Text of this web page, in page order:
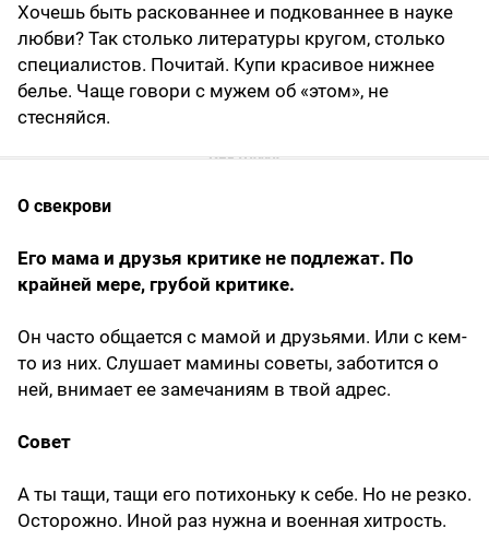
Хочешь быть раскованнее и подкованнее в науке
любви? Так столько литературы кругом, столько
специалистов. Почитай. Купи красивое нижнее
белье. Чаще говори с мужем об «этом», не
стесняйся.
О свекрови
Его мама и друзья критике не подлежат. По
крайней мере, грубой критике.
Он часто общается с мамой и друзьями. Или с кем-
то из них. Слушает мамины советы, заботится о
ней, внимает ее замечаниям в твой адрес.
Совет
А ты тащи, тащи его потихоньку к себе. Но не резко.
Осторожно. Иной раз нужна и военная хитрость.